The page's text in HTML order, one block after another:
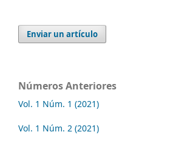
Enviar un artículo
Números Anteriores
Vol. 1 Núm. 1 (2021)
Vol. 1 Núm. 2 (2021)